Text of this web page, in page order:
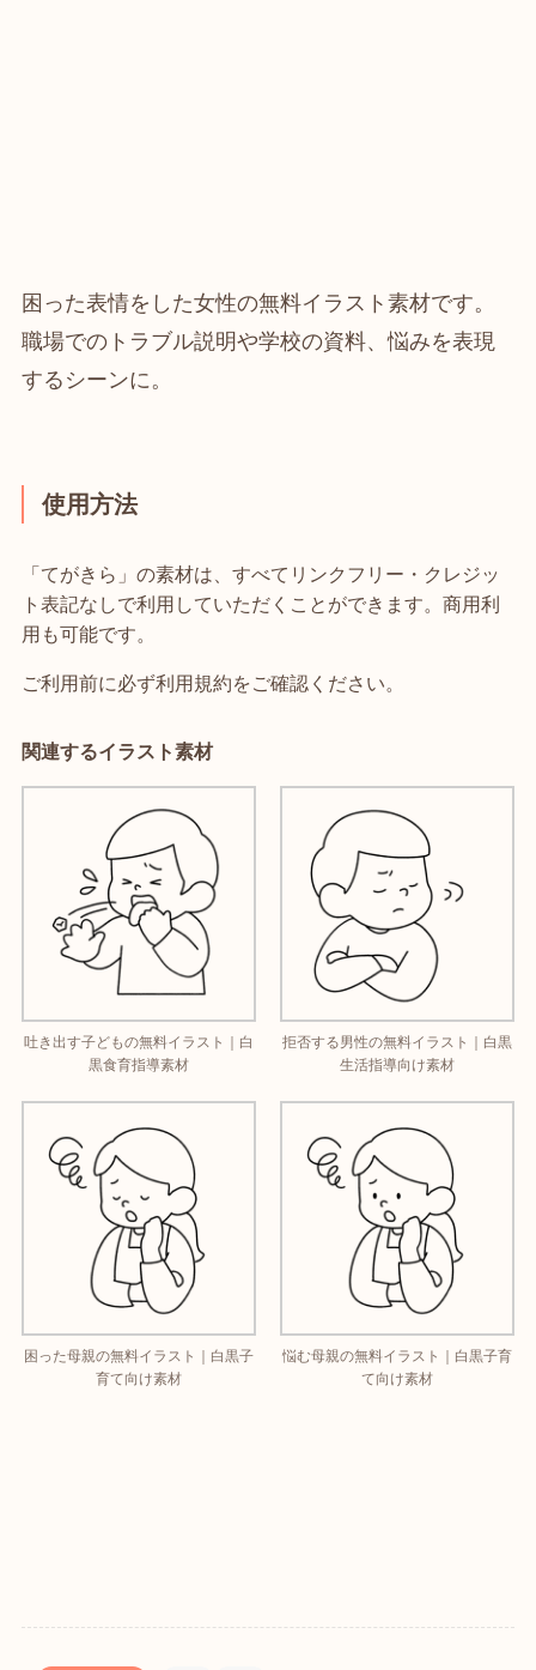
困った表情をした女性の無料イラスト素材です。
職場でのトラブル説明や学校の資料、悩みを表現
するシーンに。
使用方法
「てがきら」の素材は、すべてリンクフリー・クレジッ
ト表記なしで利用していただくことができます。商用利
用も可能です。
ご利用前に必ず利用規約をご確認ください。
関連するイラスト素材
吐き出す子どもの無料イラスト｜白
黒食育指導素材
拒否する男性の無料イラスト｜白黒
生活指導向け素材
困った母親の無料イラスト｜白黒子
育て向け素材
悩む母親の無料イラスト｜白黒子育
て向け素材